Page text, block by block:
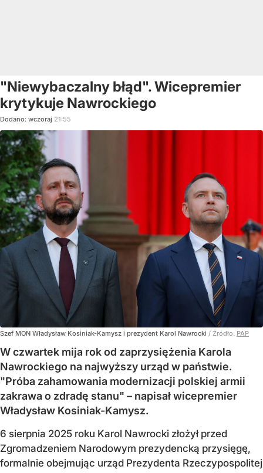
"Niewybaczalny błąd". Wicepremier
krytykuje Nawrockiego
Dodano: wczoraj 21:55
Szef MON Władysław Kosiniak-Kamysz i prezydent Karol Nawrocki / Źródło: PAP
W czwartek mija rok od zaprzysiężenia Karola
Nawrockiego na najwyższy urząd w państwie.
"Próba zahamowania modernizacji polskiej armii
zakrawa o zdradę stanu" – napisał wicepremier
Władysław Kosiniak-Kamysz.
6 sierpnia 2025 roku Karol Nawrocki złożył przed
Zgromadzeniem Narodowym prezydencką przysięgę,
formalnie obejmując urząd Prezydenta Rzeczypospolitej